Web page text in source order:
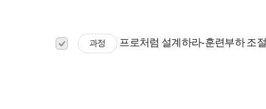
과정 프로처럼 설계하라-훈련부하 조절